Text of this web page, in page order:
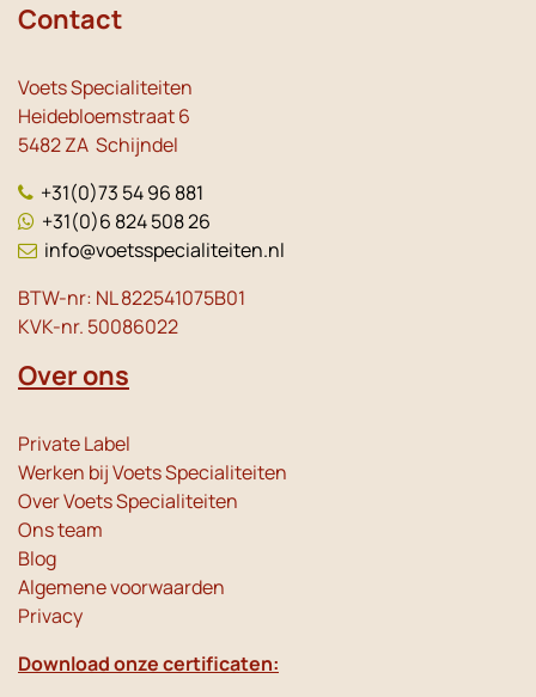
Contact
Voets Specialiteiten
Heidebloemstraat 6
5482 ZA Schijndel
+31(0)73 54 96 881
+31(0)6 824 508 26
info@voetsspecialiteiten.nl
BTW-nr: NL 822541075B01
KVK-nr. 50086022
Over ons
Private Label
Werken bij Voets Specialiteiten
Over Voets Specialiteiten
Ons team
Blog
Algemene voorwaarden
Privacy
Download onze certificaten: